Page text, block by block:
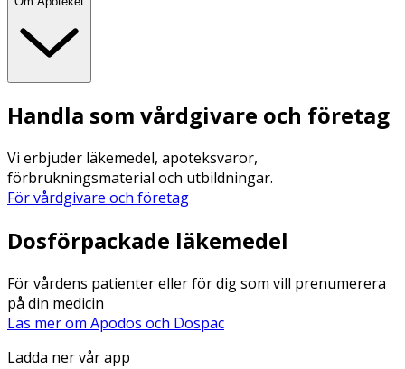
Handla som vårdgivare och företag
Vi erbjuder läkemedel, apoteksvaror,
förbrukningsmaterial och utbildningar.
För vårdgivare och företag
Dosförpackade läkemedel
För vårdens patienter eller för dig som vill prenumerera
på din medicin
Läs mer om Apodos och Dospac
Ladda ner vår app